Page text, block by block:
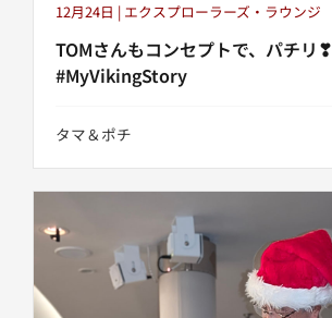
12月24日 | エクスプローラーズ・ラウンジ
TOMさんもコンセプトで、パチリ❣
#MyVikingStory
タマ＆ポチ